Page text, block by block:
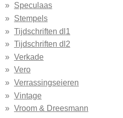
Speculaas
Stempels
Tijdschriften dl1
Tijdschriften dl2
Verkade
Vero
Verrassingseieren
Vintage
Vroom & Dreesmann